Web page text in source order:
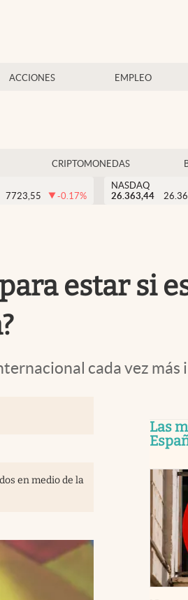
ACCIONES EMPLEO
CRIPTOMONEDAS
7723,55 -0.17%
NASDAQ
26.363,44
estar si
cada vez más
en medio de la
Las